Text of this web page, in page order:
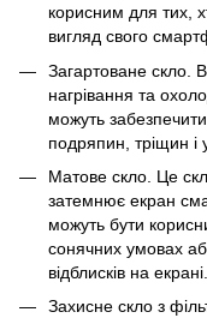
корисним для тих,
вигляд свого
Загартоване скло.
нагрівання та
можуть
подряпин, тріщин і
Матове скло. Це
затемнює екран
можуть бути
сонячних умовах
відблисків на екрані.
Захисне скло з